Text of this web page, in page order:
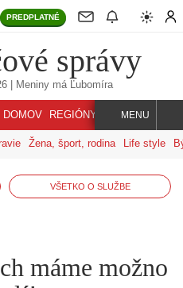
PREDPLATNÉ
správy
| Meniny má Ľubomíra
DOMOV REGIÓNY INDEX SVET
MENU
Žena, šport, rodina Life style
VŠETKO O SLUŽBE
máme možno